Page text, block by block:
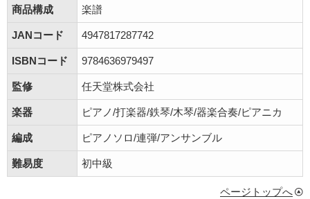
商品構成 楽譜
JANコード 4947817287742
ISBNコード 9784636979497
監修 任天堂株式会社
楽器 ピアノ/打楽器/鉄琴/木琴/器楽合奏/ピアニカ
編成 ピアノソロ/連弾/アンサンブル
難易度 初中級
ページトップへ